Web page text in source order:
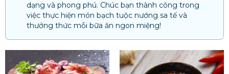
dạng và phong phú. Chúc bạn thành công trong
việc thực hiện món bạch tuộc nướng sa tế và
thưởng thức mỗi bữa ăn ngon miệng!